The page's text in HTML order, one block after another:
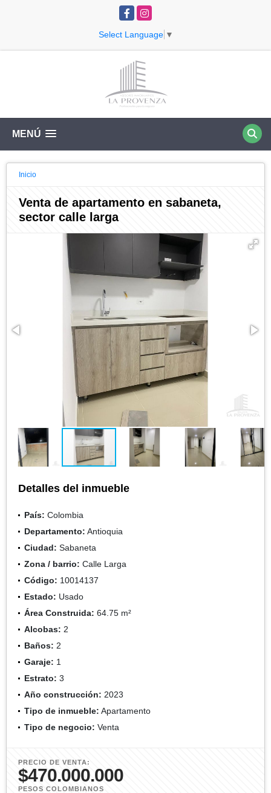
FacebookInstagram
Select Language ▼
MENÚ
Inicio
Venta de apartamento en sabaneta,
sector calle larga
Detalles del inmueble
País: Colombia
Departamento: Antioquia
Ciudad: Sabaneta
Zona / barrio: Calle Larga
Código: 10014137
Estado: Usado
Área Construida: 64.75 m²
Alcobas: 2
Baños: 2
Garaje: 1
Estrato: 3
Año construcción: 2023
Tipo de inmueble: Apartamento
Tipo de negocio: Venta
PRECIO DE VENTA:
$470.000.000
PESOS COLOMBIANOS